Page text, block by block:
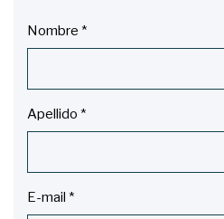
Nombre *
Apellido *
E-mail *